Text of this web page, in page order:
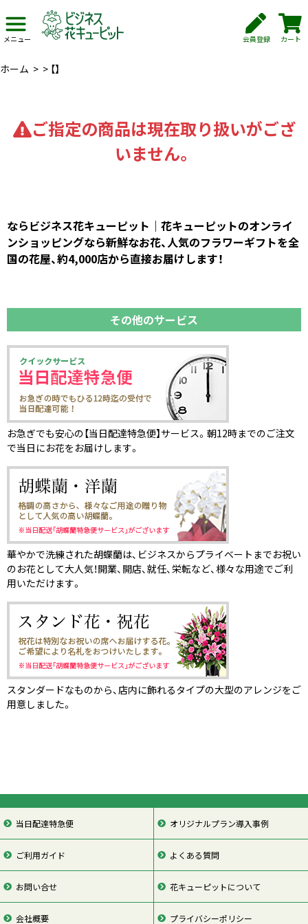
メニュー 会員登録 カート
ホーム > > 【】
ご指定の商品は現在取り扱いがござ
いません。
ならビジネス花キューピット｜花キューピットのオンライ
ンショッピングなら新鮮なお花、人気のフラワーギフトを全
国の花屋、約4,000店から直接お届けします！
その他のサービス
お急ぎでも安心の【当日配達特急便】サービス。朝12時までのご注文
で当日にお花をお届けします。
華やかで洗練された胡蝶蘭は、ビジネスからプライベートまでお祝い
のお花として大人気！開業、開店、就任、栄転など、様々な用途でご利
用いただけます。
スタンダードなものから、店内に飾れるタイプの大型のアレンジをご
用意しました。
当日配達特急便 オリジナルプラン導入事例
ご利用ガイド よくある質問
お問い合せ 花キューピットについて
会社概要 プライバシーポリシー